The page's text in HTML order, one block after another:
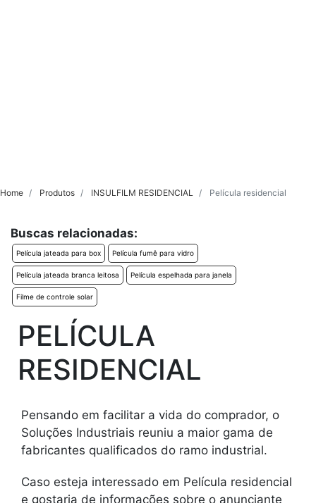
Home Produtos INSULFILM RESIDENCIAL Película residencial
Buscas relacionadas:
Película jateada para box Película fumê para vidro
Película jateada branca leitosa Película espelhada para janela
Filme de controle solar
PELÍCULA
RESIDENCIAL
Pensando em facilitar a vida do comprador, o
Soluções Industriais reuniu a maior gama de
fabricantes qualificados do ramo industrial.
Caso esteja interessado em Película residencial
e gostaria de informações sobre o anunciante